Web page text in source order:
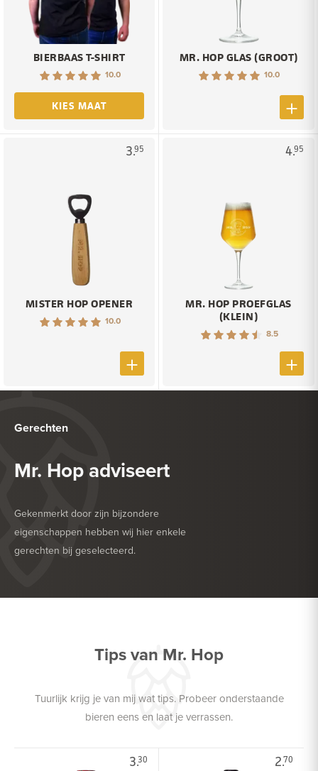
BIERBAAS T-SHIRT
10.0
KIES MAAT
MR. HOP GLAS (GROOT)
10.0
3.95
MISTER HOP OPENER
10.0
4.95
MR. HOP PROEFGLAS
(KLEIN)
8.5
Gerechten
Mr. Hop adviseert
Gekenmerkt door zijn bijzondere
eigenschappen hebben wij hier enkele
gerechten bij geselecteerd.
HEERLIJK BIJ
Tips van Mr. Hop
Tuurlijk krijg je van mij wat tips. Probeer onderstaande
bieren eens en laat je verrassen.
3.30 2.70